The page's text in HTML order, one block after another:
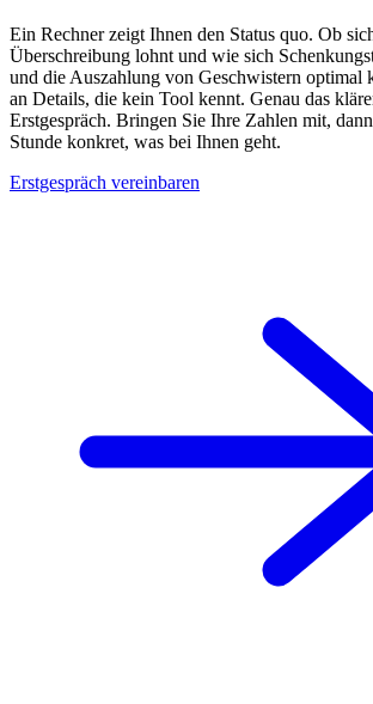
Ein Rechner zeigt Ihnen den Status quo. Ob
Überschreibung lohnt und wie sich
und die Auszahlung von Geschwistern optimal
an Details, die kein Tool kennt. Genau das
Erstgespräch. Bringen Sie Ihre Zahlen mit,
Stunde konkret, was bei Ihnen geht.
Erstgespräch vereinbaren